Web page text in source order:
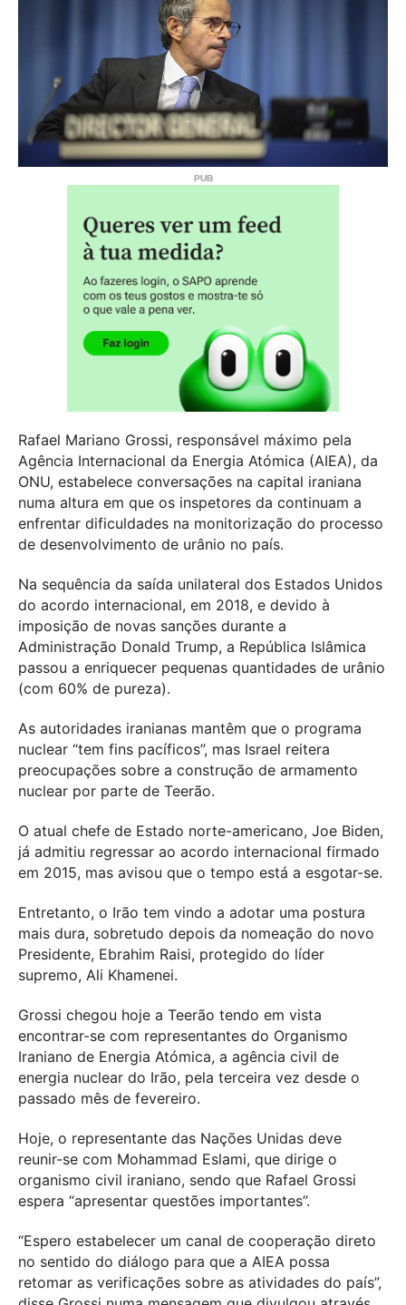
Rafael Mariano Grossi, responsável máximo pela
Agência Internacional da Energia Atómica (AIEA), da
ONU, estabelece conversações na capital iraniana
numa altura em que os inspetores da continuam a
enfrentar dificuldades na monitorização do processo
de desenvolvimento de urânio no país.
Na sequência da saída unilateral dos Estados Unidos
do acordo internacional, em 2018, e devido à
imposição de novas sanções durante a
Administração Donald Trump, a República Islâmica
passou a enriquecer pequenas quantidades de urânio
(com 60% de pureza).
As autoridades iranianas mantêm que o programa
nuclear “tem fins pacíficos”, mas Israel reitera
preocupações sobre a construção de armamento
nuclear por parte de Teerão.
O atual chefe de Estado norte-americano, Joe Biden,
já admitiu regressar ao acordo internacional firmado
em 2015, mas avisou que o tempo está a esgotar-se.
Entretanto, o Irão tem vindo a adotar uma postura
mais dura, sobretudo depois da nomeação do novo
Presidente, Ebrahim Raisi, protegido do líder
supremo, Ali Khamenei.
Grossi chegou hoje a Teerão tendo em vista
encontrar-se com representantes do Organismo
Iraniano de Energia Atómica, a agência civil de
energia nuclear do Irão, pela terceira vez desde o
passado mês de fevereiro.
Hoje, o representante das Nações Unidas deve
reunir-se com Mohammad Eslami, que dirige o
organismo civil iraniano, sendo que Rafael Grossi
espera “apresentar questões importantes”.
“Espero estabelecer um canal de cooperação direto
no sentido do diálogo para que a AIEA possa
retomar as verificações sobre as atividades do país”,